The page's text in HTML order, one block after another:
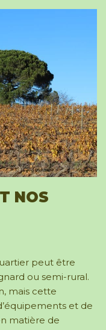
NOS
peut être
ou semi-rural.
mais cette
et de
matière de